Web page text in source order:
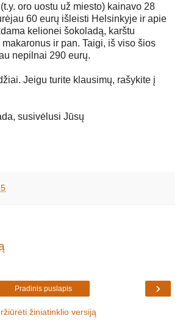
oro uostu už miesto) kainavo 28
60 eurų išleisti Helsinkyje ir apie
kelionei šokoladą, karštu
ir pan. Taigi, iš viso šios
nepilnai 290 eurų.
Jeigu turite klausimų, rašykite į
susivėlusi Jūsų
›
Pradinis puslapis
žiniatinklio versiją